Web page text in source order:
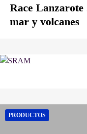
Race Lanzarote
mar y volcanes
PRODUCTOS